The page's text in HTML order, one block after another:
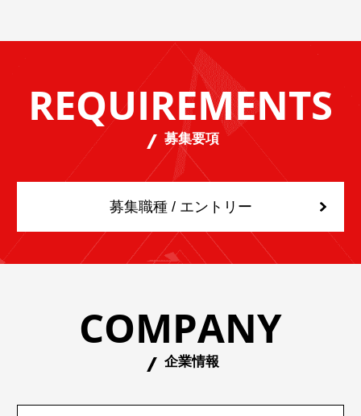
REQUIREMENTS
募集要項
募集職種 / エントリー
COMPANY
企業情報